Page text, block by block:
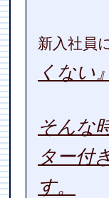
新入社員
くない』
そんな
ター付
す。